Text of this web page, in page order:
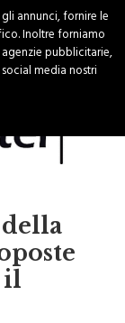
il
annunci, fornire le
Inoltre forniamo
pubblicitarie,
media nostri